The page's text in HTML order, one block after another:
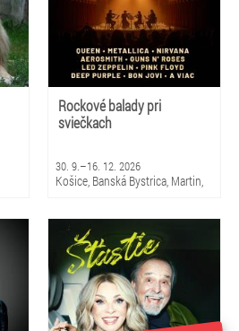
Rockové balady pri
sviečkach
30. 9.–16. 12. 2026
Košice, Banská Bystrica, Martin,
Piešťany, Michalovce, Trnava,
Snina, Sabinov, Nováky, Čadca,
Žilina